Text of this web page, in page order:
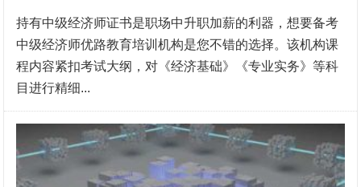
持有中级经济师证书是职场中升职加薪的利器，想要备考
中级经济师优路教育培训机构是您不错的选择。该机构课
程内容紧扣考试大纲，对《经济基础》《专业实务》等科
目进行精细...